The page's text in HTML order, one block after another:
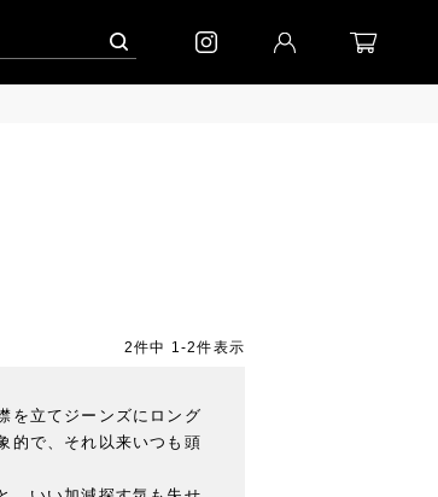
予約│「エッグジャケット GREY」
2件中 1-2件表示
を立てジーンズにロング
的で、それ以来いつも頭